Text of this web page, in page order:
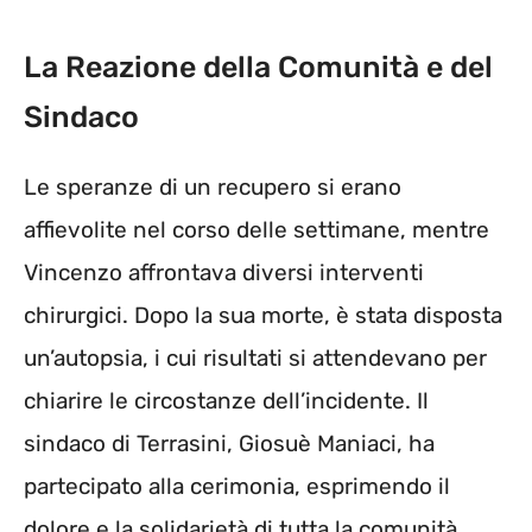
La Reazione della Comunità e del
Sindaco
Le speranze di un recupero si erano
affievolite nel corso delle settimane, mentre
Vincenzo affrontava diversi interventi
chirurgici. Dopo la sua morte, è stata disposta
un’autopsia, i cui risultati si attendevano per
chiarire le circostanze dell’incidente. Il
sindaco di Terrasini, Giosuè Maniaci, ha
partecipato alla cerimonia, esprimendo il